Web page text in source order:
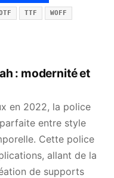
TTF WOFF
: modernité et
en 2022, la police
entre style
Cette police
allant de la
de supports